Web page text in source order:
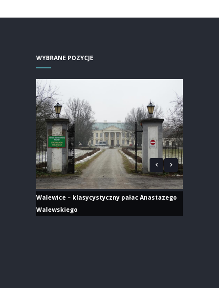
WYBRANE POZYCJE
Walewice – klasycystyczny pałac Anastazego
Walewskiego